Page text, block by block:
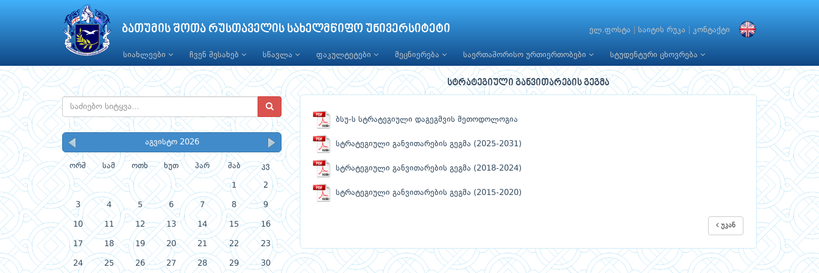
ბათუმის შოთა რუსთაველის სახელმწიფო უნივერსიტეტი ელ.ფოსტა საიტის რუკა კონტაქტი
სიახლეები ჩვენ შესახებ სწავლა ფაკულტეტები მეცნიერება საერთაშორისო ურთიერთობები სტუდენტური ცხოვრება
აგვისტო 2026
ორშ სამ ოთხ ხუთ პარ შაბ კვ
1 2
3 4 5 6 7 8 9
10 11 12 13 14 15 16
17 18 19 20 21 22 23
24 25 26 27 28 29 30
სტრატეგიული განვითარების გეგმა
ბსუ-ს სტრატეგიული დაგეგმვის მეთოდოლოგია
სტრატეგიული განვითარების გეგმა (2025-2031)
სტრატეგიული განვითარების გეგმა (2018-2024)
სტრატეგიული განვითარების გეგმა (2015-2020)
უკან